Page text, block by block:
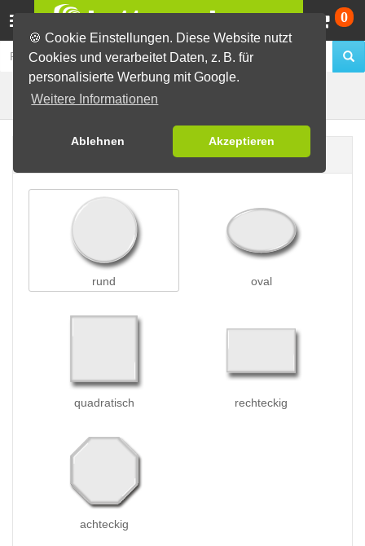
🍪 Cookie Einstellungen. Diese Website nutzt
Cookies und verarbeitet Daten, z. B. für
personalisierte Werbung mit Google.
Weitere Informationen
Ablehnen Akzeptieren
0
Buttons erstellen Clip-Buttons
rund oval
quadratisch rechteckig
achteckig